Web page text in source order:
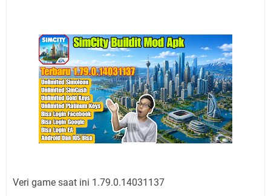
Veri game saat ini 1.79.0.14031137